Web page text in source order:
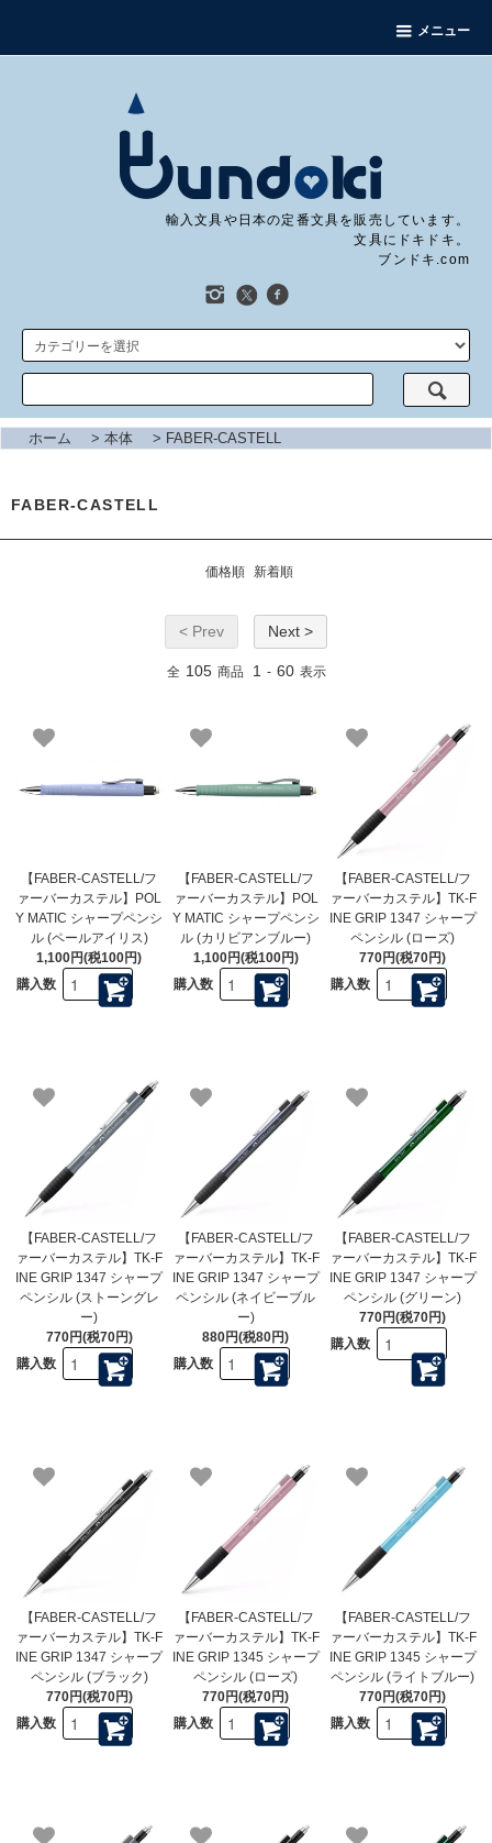
メニュー
輸入文具や日本の定番文具を販売しています。
文具にドキドキ。
ブンドキ.com
ホーム > 本体 > FABER-CASTELL
FABER-CASTELL
価格順 新着順
< Prev Next >
全 105 商品 1 - 60 表示
【FABER-CASTELL/フ
ァーバーカステル】POL
Y MATIC シャープペンシ
ル (ペールアイリス)
1,100円(税100円)
購入数
【FABER-CASTELL/フ
ァーバーカステル】POL
Y MATIC シャープペンシ
ル (カリビアンブルー)
1,100円(税100円)
購入数
【FABER-CASTELL/フ
ァーバーカステル】TK-F
INE GRIP 1347 シャープ
ペンシル (ローズ)
770円(税70円)
購入数
【FABER-CASTELL/フ
ァーバーカステル】TK-F
INE GRIP 1347 シャープ
ペンシル (ストーングレ
ー)
770円(税70円)
購入数
【FABER-CASTELL/フ
ァーバーカステル】TK-F
INE GRIP 1347 シャープ
ペンシル (ネイビーブル
ー)
880円(税80円)
購入数
【FABER-CASTELL/フ
ァーバーカステル】TK-F
INE GRIP 1347 シャープ
ペンシル (グリーン)
770円(税70円)
購入数
【FABER-CASTELL/フ
ァーバーカステル】TK-F
INE GRIP 1347 シャープ
ペンシル (ブラック)
770円(税70円)
購入数
【FABER-CASTELL/フ
ァーバーカステル】TK-F
INE GRIP 1345 シャープ
ペンシル (ローズ)
770円(税70円)
購入数
【FABER-CASTELL/フ
ァーバーカステル】TK-F
INE GRIP 1345 シャープ
ペンシル (ライトブルー)
770円(税70円)
購入数